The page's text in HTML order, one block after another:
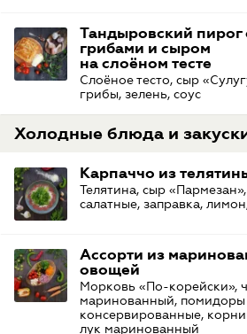
Тандыровский пирог
грибами и сыром
на слоёном тесте
Слоёное тесто, сыр
грибы, зелень, соус
Холодные блюда и
Карпаччо из
Телятина, сыр
салатные, заправка,
Ассорти из
овощей
Морковь «По-корейски»,
маринованный, помидоры
консервированные,
лук маринованный